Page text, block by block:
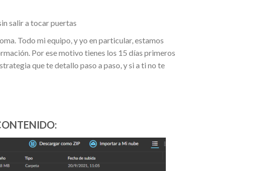
salir a tocar puertas
Todo mi equipo, y yo en particular, estamos
Por ese motivo tienes los 15 días primeros
que te detallo paso a paso, y si a ti no te